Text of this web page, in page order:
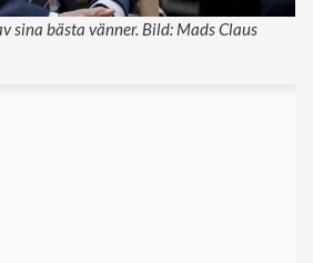
sina bästa vänner. Bild: Mads Claus